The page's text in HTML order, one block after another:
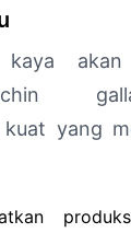
kuat yang